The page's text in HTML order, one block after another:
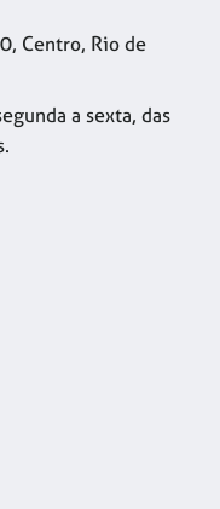
Centro, Rio de
a sexta, das